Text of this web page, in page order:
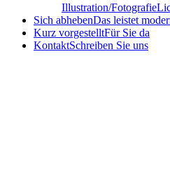
Illustration/Fotografie
Sich abhebenDas leistet
Kurz vorgestelltFür Sie da
KontaktSchreiben Sie uns